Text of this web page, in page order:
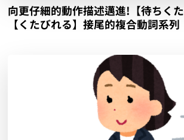
向更仔細的動作描述邁進!【待ちく
【くたびれる】接尾的複合動詞系列